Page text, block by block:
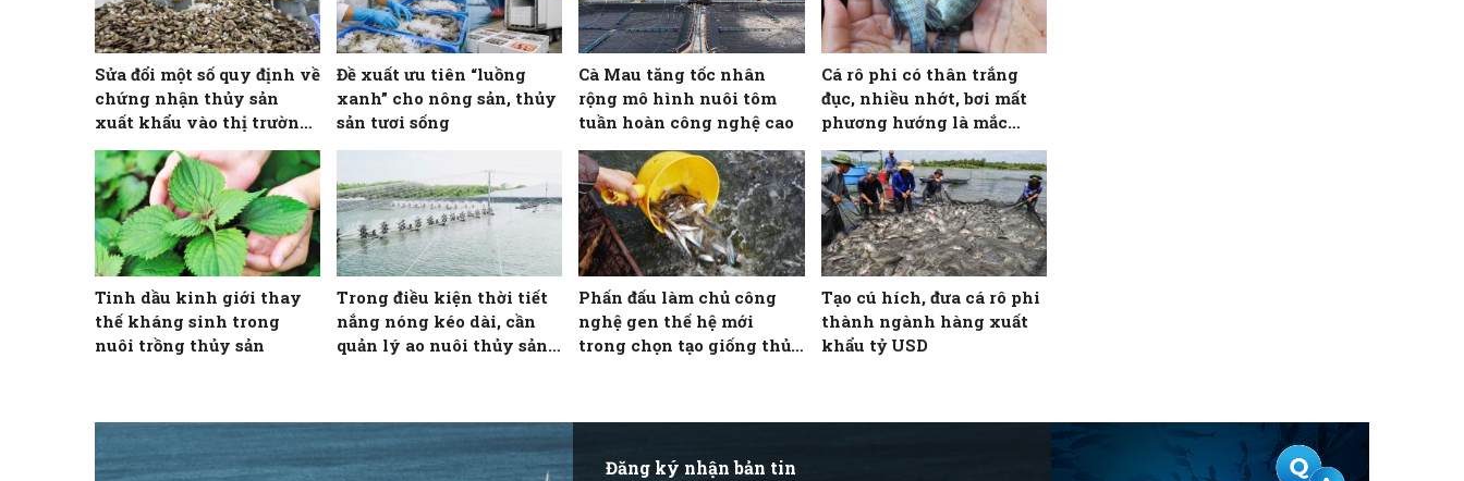
Sửa đổi một số quy định về
chứng nhận thủy sản
xuất khẩu vào thị trường
Hoa Kỳ
Đề xuất ưu tiên “luồng
xanh” cho nông sản, thủy
sản tươi sống
Cà Mau tăng tốc nhân
rộng mô hình nuôi tôm
tuần hoàn công nghệ cao
Cá rô phi có thân trắng
đục, nhiều nhớt, bơi mất
phương hướng là mắc
bệnh gì?
Tinh dầu kinh giới thay
thế kháng sinh trong
nuôi trồng thủy sản
Trong điều kiện thời tiết
nắng nóng kéo dài, cần
quản lý ao nuôi thủy sản
Phấn đấu làm chủ công
nghệ gen thế hệ mới
trong chọn tạo giống thủy
Tạo cú hích, đưa cá rô phi
thành ngành hàng xuất
khẩu tỷ USD
Đăng ký nhận bản tin